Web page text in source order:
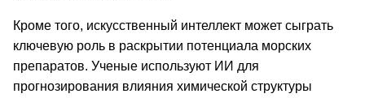
Кроме того, искусственный интеллект может сыграть
ключевую роль в раскрытии потенциала морских
препаратов. Ученые используют ИИ для
прогнозирования влияния химической структуры